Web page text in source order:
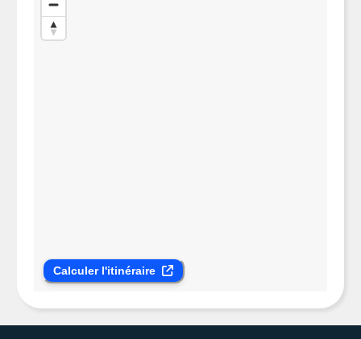
Calculer l'itinéraire